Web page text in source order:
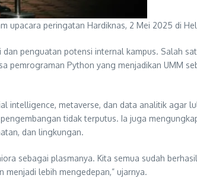
upacara peringatan Hardiknas, 2 Mei 2025 di
penguatan potensi internal kampus. Salah
Python yang menjadikan UMM
intelligence, metaverse, dan data analitik agar
tidak terputus. Ia juga
dan lingkungan.
sebagai plasmanya. Kita semua sudah
lebih mengedepan,” ujarnya.